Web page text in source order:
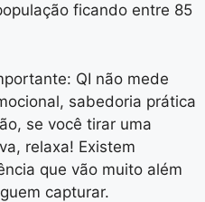
ficando entre 85
QI não mede
sabedoria prática
se você tirar uma
relaxa! Existem
que vão muito além
capturar.